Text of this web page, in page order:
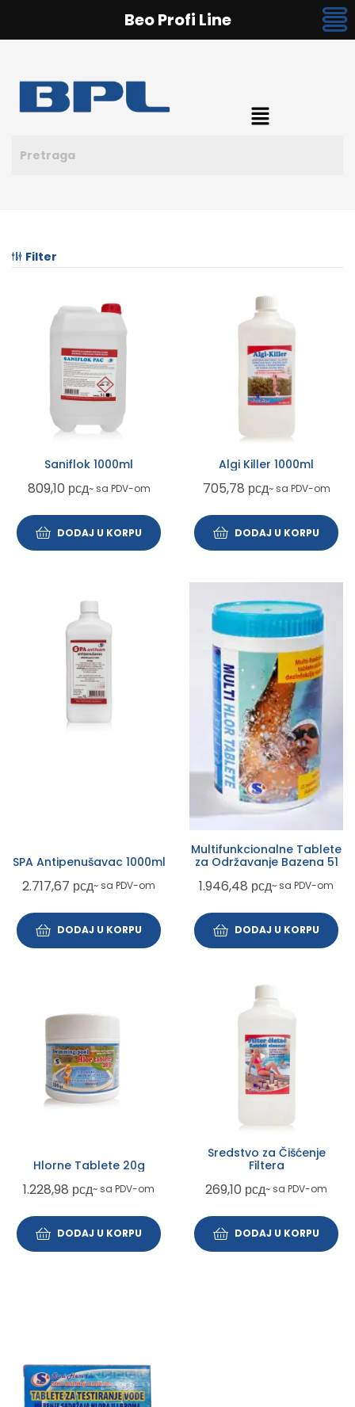
Filter
Saniflok 1000ml
809,10 рсд~ sa PDV-om
DODAJ U KORPU
Algi Killer 1000ml
705,78 рсд~ sa PDV-om
DODAJ U KORPU
SPA Antipenušavac 1000ml
2.717,67 рсд~ sa PDV-om
DODAJ U KORPU
Multifunkcionalne Tablete
za Održavanje Bazena 51
1.946,48 рсд~ sa PDV-om
DODAJ U KORPU
Hlorne Tablete 20g
1.228,98 рсд~ sa PDV-om
DODAJ U KORPU
Sredstvo za Čišćenje
Filtera
269,10 рсд~ sa PDV-om
DODAJ U KORPU
Beo Profi Line